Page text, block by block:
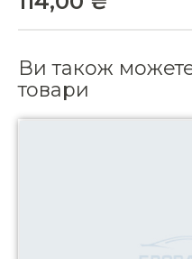
Ви також
товари